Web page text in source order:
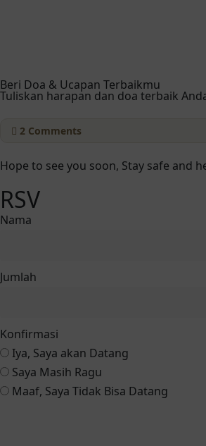
Beri Doa & Ucapan Terbaikmu
Tuliskan harapan dan doa terbaik
2 Comments
Hope to see you soon, Stay safe and
RSV
Nama
Jumlah
Konfirmasi
Iya, Saya akan Datang
Saya Masih Ragu
Maaf, Saya Tidak Bisa Datang